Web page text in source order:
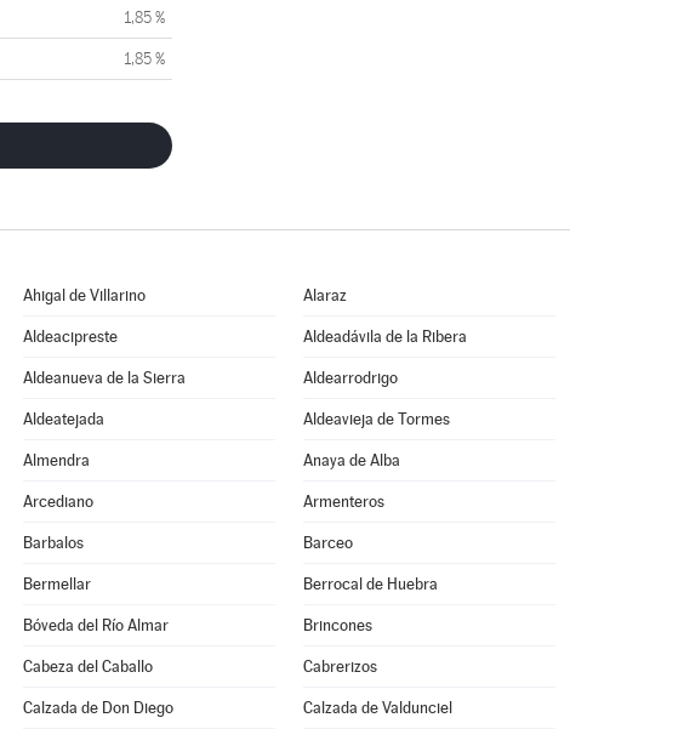
1,85 %
1,85 %
Ahigal de Villarino Alaraz
Aldeacipreste Aldeadávila de la Ribera
Aldeanueva de la Sierra Aldearrodrigo
Aldeatejada Aldeavieja de Tormes
Almendra Anaya de Alba
Arcediano Armenteros
Barbalos Barceo
Bermellar Berrocal de Huebra
Bóveda del Río Almar Brincones
Cabeza del Caballo Cabrerizos
Calzada de Don Diego Calzada de Valdunciel